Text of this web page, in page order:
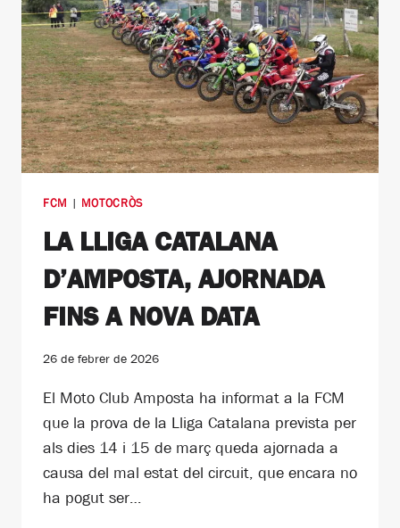
FCM | MOTOCRÒS
LA LLIGA CATALANA
D’AMPOSTA, AJORNADA
FINS A NOVA DATA
26 de febrer de 2026
El Moto Club Amposta ha informat a la FCM
que la prova de la Lliga Catalana prevista per
als dies 14 i 15 de març queda ajornada a
causa del mal estat del circuit, que encara no
ha pogut ser…